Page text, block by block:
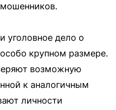
уголовное дело о
крупном размере.
возможную
к аналогичным
личности